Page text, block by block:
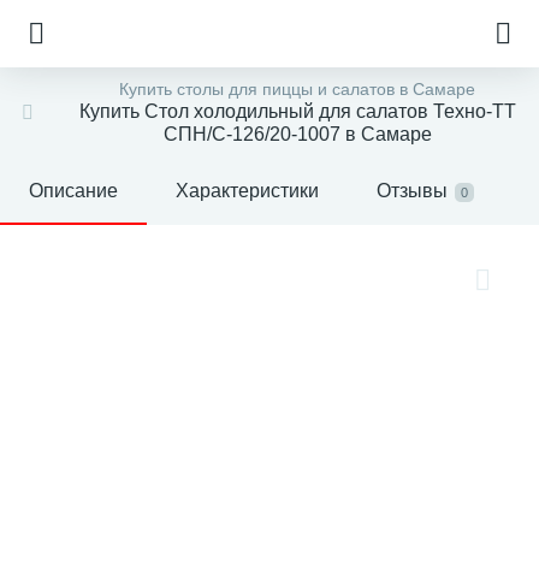
Купить столы для пиццы и салатов в Самаре
Купить Стол холодильный для салатов Техно-ТТ
СПН/С-126/20-1007 в Самаре
Описание Характеристики Отзывы 0